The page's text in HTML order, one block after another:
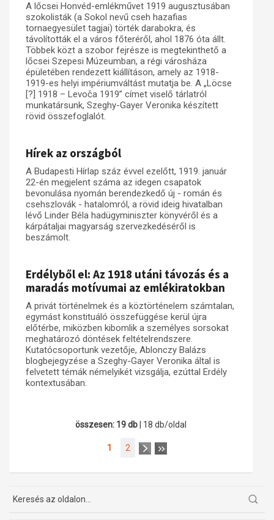
A lőcsei Honvéd-emlékművet 1919 augusztusában
szokolisták (a Sokol nevű cseh hazafias
tornaegyesület tagjai) törték darabokra, és
távolították el a város főteréről, ahol 1876 óta állt.
Többek közt a szobor fejrésze is megtekinthető a
lőcsei Szepesi Múzeumban, a régi városháza
épületében rendezett kiállításon, amely az 1918-
1919-es helyi impériumváltást mutatja be. A „Löcse
[?] 1918 – Levoča 1919” címet viselő tárlatról
munkatársunk, Szeghy-Gayer Veronika készített
rövid összefoglalót.
Hírek az országból
A Budapesti Hírlap száz évvel ezelőtt, 1919. január
22-én megjelent száma az idegen csapatok
bevonulása nyomán berendezkedő új - román és
csehszlovák - hatalomról, a rövid ideig hivatalban
lévő Linder Béla hadügyminiszter könyvéről és a
kárpátaljai magyarság szervezkedéséről is
beszámolt.
Erdélyből el: Az 1918 utáni távozás és a
maradás motívumai az emlékiratokban
A privát történelmek és a köztörténelem számtalan,
egymást konstituáló összefüggése kerül újra
előtérbe, miközben kibomlik a személyes sorsokat
meghatározó döntések feltételrendszere.
Kutatócsoportunk vezetője, Ablonczy Balázs
blogbejegyzése a Szeghy-Gayer Veronika által is
felvetett témák némelyikét vizsgálja, ezúttal Erdély
kontextusában.
összesen: 19 db | 18 db/oldal
1 2